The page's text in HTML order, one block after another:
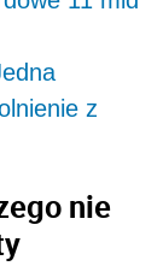
z
nie